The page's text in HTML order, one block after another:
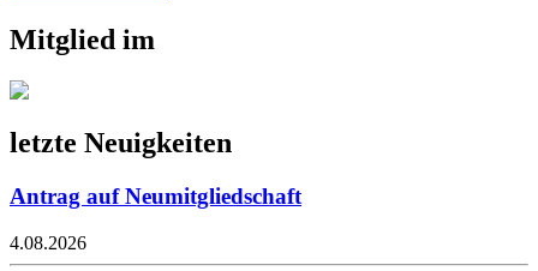
Mitglied im
letzte Neuigkeiten
Antrag auf Neumitgliedschaft
4.08.2026